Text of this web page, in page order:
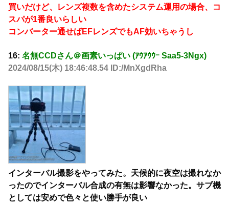
買いだけど、レンズ複数を含めたシステム運用の場合、コ
スパが1番良いらしい
コンバーター通せばEFレンズでもAF効いちゃうし
16: 名無CCDさん＠画素いっぱい (ｱｳｱｳｳｰ Saa5-3Ngx)
2024/08/15(木) 18:46:48.54 ID:/MnXgdRha
インターバル撮影をやってみた。天候的に夜空は撮れなか
ったのでインターバル合成の有無は影響なかった。サブ機
としては安めで色々と使い勝手が良い